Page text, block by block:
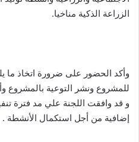
الزراعة الذكية مناخيا.
وأكد الحضور على ضرورة اتخاذ ما
للمشروع ونشر التوعية بالمشروع
و قد وافقت اللجنة علي مد فترة
إضافية من أجل استكمال الأنشطة .